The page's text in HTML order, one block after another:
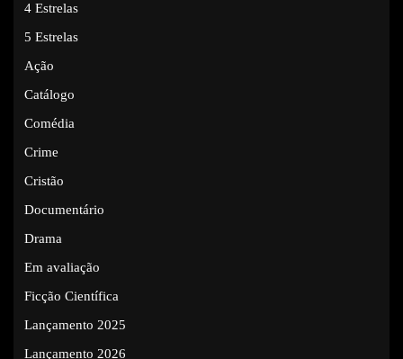
4 Estrelas
5 Estrelas
Ação
Catálogo
Comédia
Crime
Cristão
Documentário
Drama
Em avaliação
Ficção Científica
Lançamento 2025
Lançamento 2026